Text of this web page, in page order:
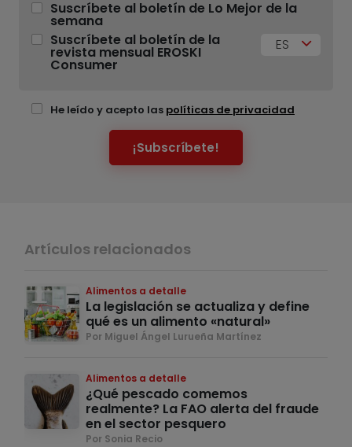
Suscríbete al boletín de Lo Mejor de la
semana
Suscríbete al boletín de la
revista mensual EROSKI
Consumer
ES
He leído y acepto las políticas de privacidad
¡Subscríbete!
Artículos relacionados
Alimentos a detalle
La legislación se actualiza y define
qué es un alimento «natural»
Por Miguel Ángel Lurueña Martínez
Alimentos a detalle
¿Qué pescado comemos
realmente? La FAO alerta del fraude
en el sector pesquero
Por Sonia Recio